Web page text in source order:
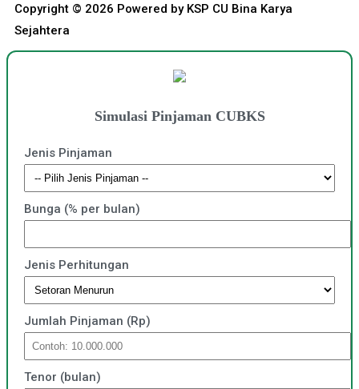
Copyright © 2026 Powered by KSP CU Bina Karya
Sejahtera
Simulasi Pinjaman CUBKS
Jenis Pinjaman
Bunga (% per bulan)
Jenis Perhitungan
Jumlah Pinjaman (Rp)
Tenor (bulan)